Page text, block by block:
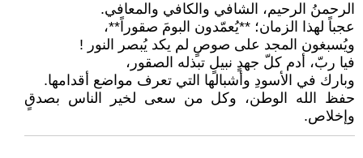
الرحمنُ الرحيم، الشافي والكافي والمعافي.
عجباً لهذا الزمان؛ **يُعمّدون البومَ صقوراً**،
ويُسبغون المجد على صوصٍ لم يكد يُبصر النور !
فيا ربّ، أدم كلّ جهدٍ نبيلٍ تبذله الصقور،
وبارك في الأسودِ وأشبالها التي تعرف مواضع أقدامها.
حفظ الله الوطن، وكل من سعى لخير الناس بصدقٍ
وإخلاص.